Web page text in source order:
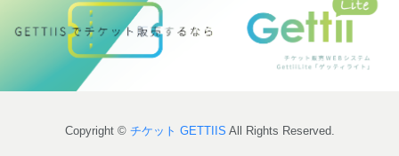
Copyright © チケット GETTIIS All Rights Reserved.